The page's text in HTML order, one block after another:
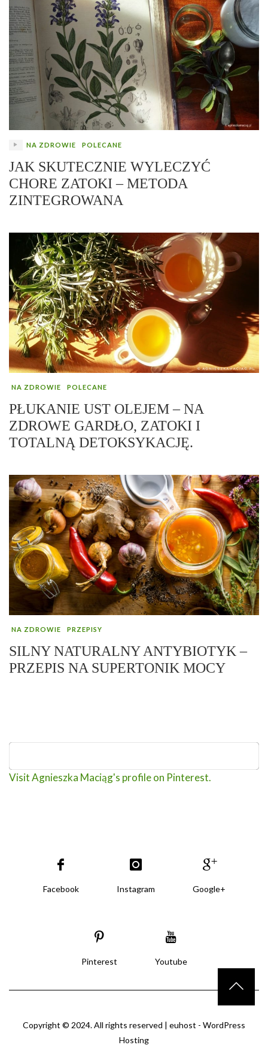
NA ZDROWIE POLECANE
JAK SKUTECZNIE WYLECZYĆ
CHORE ZATOKI – METODA
ZINTEGROWANA
NA ZDROWIE POLECANE
PŁUKANIE UST OLEJEM – NA
ZDROWE GARDŁO, ZATOKI I
TOTALNĄ DETOKSYKACJĘ.
NA ZDROWIE PRZEPISY
SILNY NATURALNY ANTYBIOTYK –
PRZEPIS NA SUPERTONIK MOCY
Visit Agnieszka Maciąg's profile on Pinterest.
Facebook Instagram Google+
Pinterest Youtube
Copyright © 2024. All rights reserved | euhost - WordPress
Hosting